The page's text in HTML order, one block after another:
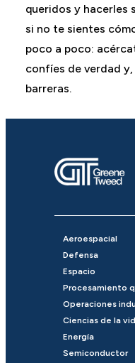
queridos y hacerles
si no te sientes
poco a poco:
confíes de verdad
barreras.
Aeroespacial
Defensa
Espacio
Procesamiento
Operaciones
Ciencias de la
Energía
Semiconductor